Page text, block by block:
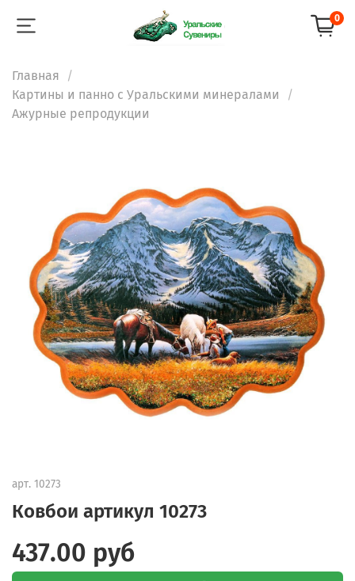
0
Главная
Картины и панно с Уральскими минералами
Ажурные репродукции
арт. 10273
Ковбои артикул 10273
437.00 руб